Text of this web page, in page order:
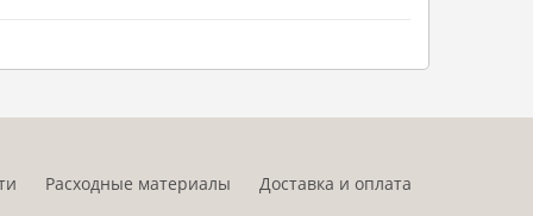
Расходные материалы Доставка и оплата